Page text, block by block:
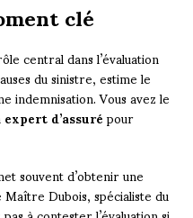
clé
central dans l’évaluation
du sinistre, estime le
indemnisation. Vous avez le
expert d’assurépour
souvent d’obtenir une
Dubois, spécialiste du